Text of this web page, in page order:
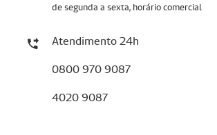
de segunda a sexta, horário comercial
Atendimento 24h
0800 970 9087
4020 9087